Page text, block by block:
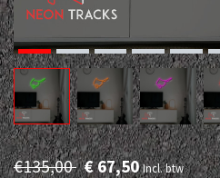
€135,00 € 67,50Incl. btw